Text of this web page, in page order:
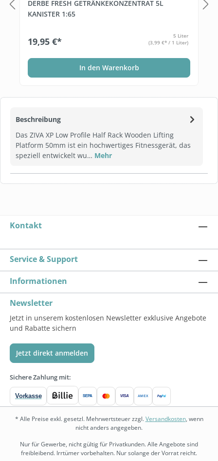
Beschreibung
Das ZIVA XP Low Profile Half Rack Wooden Lifting
Platform 50mm ist ein hochwertiges Fitnessgerät, das
speziell entwickelt wu… Mehr
DERBE FRESH GETRÄNKEKONZENTRAT 5L
KANISTER 1:65
19,95 €*
5 Liter
(3,99 €* / 1 Liter)
In den Warenkorb
Kontakt
Service & Support
Informationen
Newsletter
Jetzt in unserem kostenlosen Newsletter exklusive Angebote
und Rabatte sichern
Jetzt direkt anmelden
Sichere Zahlung mit:
Vorkasse SEPA VISA AMEX PayPal
* Alle Preise exkl. gesetzl. Mehrwertsteuer zzgl.Versandkosten, wenn
nicht anders angegeben.
Nur für Gewerbe, nicht gültig für Privatkunden. Alle Angebote sind
freibleibend. Irrtümer vorbehalten. Nur solange der Vorrat reicht.